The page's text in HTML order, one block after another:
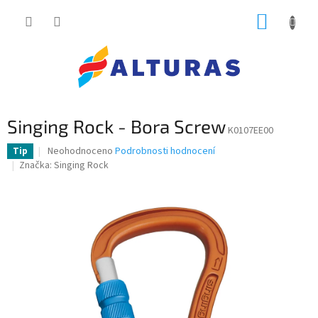
Singing Rock - Bora ScrewK0107EE00
Tip
Průměrné
hodnocení
hvězdiček.
Neohodnoceno Podrobnosti hodnocení
Značka: Singing Rock